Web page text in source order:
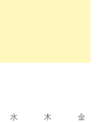
水 木 金